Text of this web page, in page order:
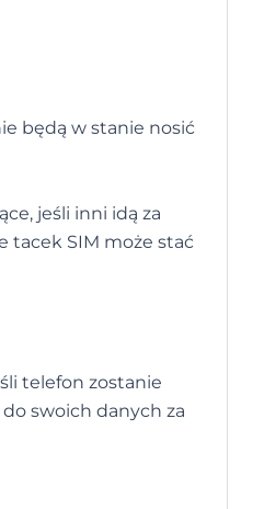
będą w stanie nosić
jeśli inni idą za
tacek SIM może stać
telefon zostanie
swoich danych za